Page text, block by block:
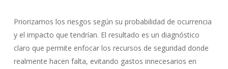
Priorizamos los riesgos según su probabilidad de ocurrencia
y el impacto que tendrían. El resultado es un diagnóstico
claro que permite enfocar los recursos de seguridad donde
realmente hacen falta, evitando gastos innecesarios en